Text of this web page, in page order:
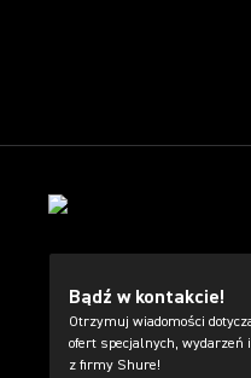
Bądź w kontakcie!
Otrzymuj wiadomości
ofert specjalnych,
z firmy Shure!